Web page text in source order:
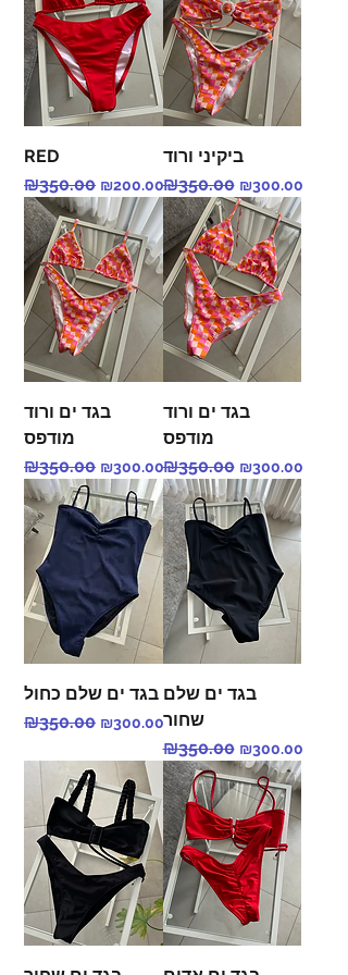
RED
Regular Price
₪350.00 Sale Price
₪200.00
ביקיני ורוד
Regular Price
₪350.00 Sale Price
₪300.00
בגד ים ורוד
מודפס
Regular Price
₪350.00 Sale Price
₪300.00
בגד ים ורוד
מודפס
Regular Price
₪350.00 Sale Price
₪300.00
בגד ים שלם כחול
Regular Price
₪350.00 Sale Price
₪300.00
בגד ים שלם
שחור
Regular Price
₪350.00 Sale Price
₪300.00